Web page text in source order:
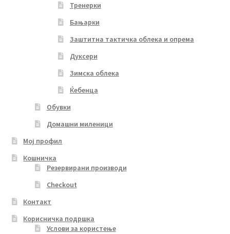
Тренерки
Бањарки
Заштитна тактичка облека и опрема
Дуксери
Зимска облека
Ќебенца
Обувки
Домашни миленици
Мој профил
Кошничка
Резервирани производи
Checkout
Контакт
Корисничка подршка
Услови за користење